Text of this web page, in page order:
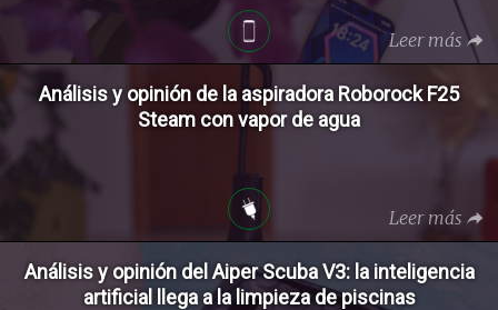
Leer más
Análisis y opinión de la aspiradora Roborock F25
Steam con vapor de agua
Leer más
Análisis y opinión del Aiper Scuba V3: la inteligencia
artificial llega a la limpieza de piscinas